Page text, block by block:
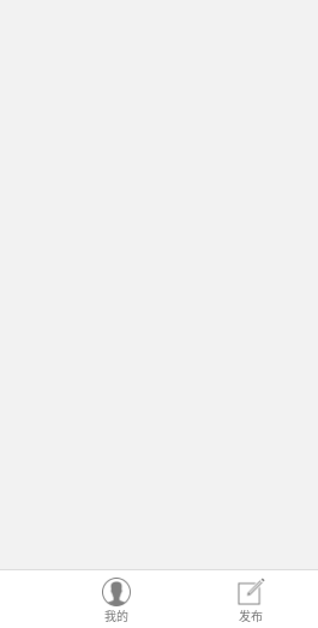
我的 发布